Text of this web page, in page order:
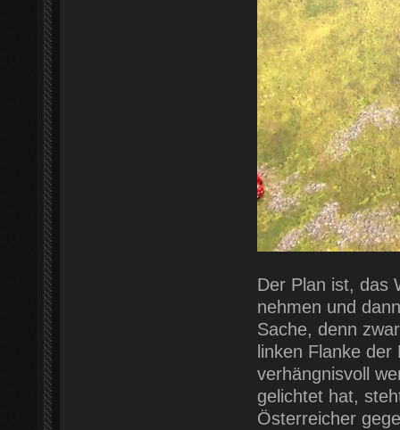
Der Plan ist, das
nehmen und
Sache, denn
linken Flanke
verhängnisvoll
gelichtet hat,
Österreicher